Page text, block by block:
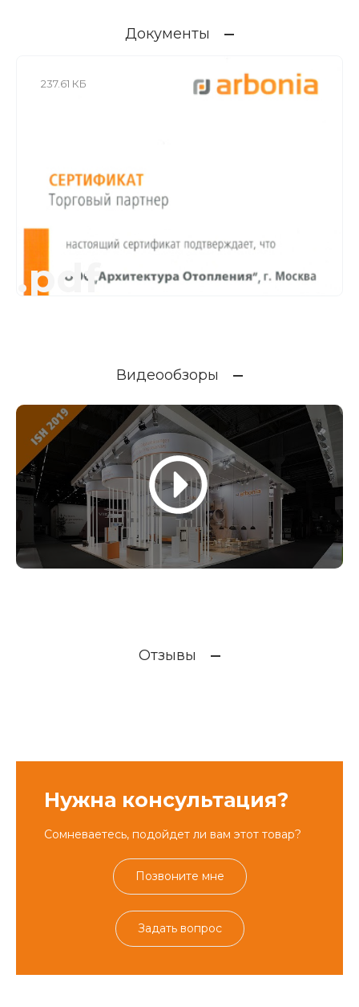
Документы
237.61 КБ
.pdf
Видеообзоры
Отзывы
Нужна консультация?
Сомневаетесь, подойдет ли вам этот товар?
Позвоните мне
Задать вопрос